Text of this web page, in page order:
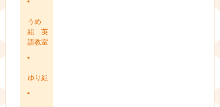
うめ
組 英
語教室
ゆり組